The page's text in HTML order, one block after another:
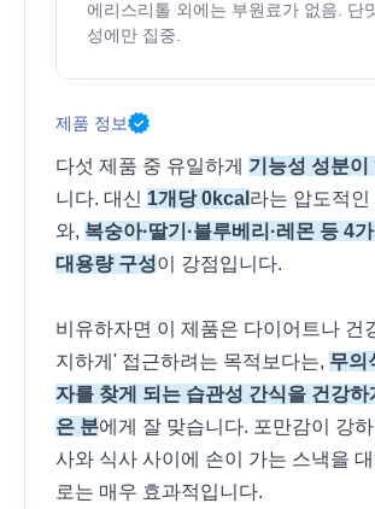
에리스리톨 외에는 부원료가 없음. 단
성에만 집중.
제품 정보
다섯 제품 중 유일하게 기능성 성분이
니다. 대신 1개당 0kcal 라는 압도적인
와, 복숭아·딸기·블루베리·레몬 등 4
대용량 구성이 강점입니다.
비유하자면 이 제품은 다이어트나 건
지하게' 접근하려는 목적보다는, 무의
자를 찾게 되는 습관성 간식을 건강하
은 분에게 잘 맞습니다. 포만감이 강
사와 식사 사이에 손이 가는 스낵을
로는 매우 효과적입니다.